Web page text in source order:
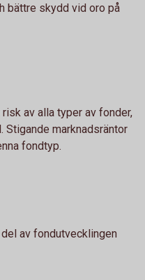
bättre skydd vid oro på
av alla typer av fonder,
Stigande marknadsräntor
fondtyp.
av fondutvecklingen